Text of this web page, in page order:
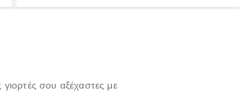
γιορτές σου αξέχαστες με